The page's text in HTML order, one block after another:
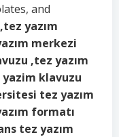
and
,tez yazım
merkezi
,tez yazım
klavuzu
tez yazım
formatı
tez yazım